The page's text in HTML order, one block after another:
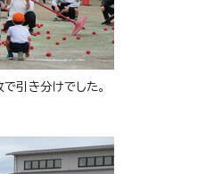
引き分けでした。